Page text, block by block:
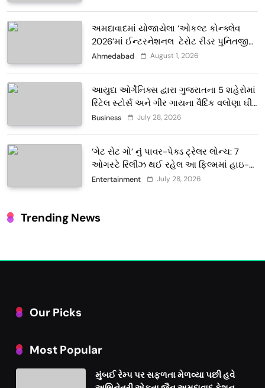
અમદાવાદમાં યોજાયેલા ‘ઓકલ્ટ કોન્ક્લેવ
2026’માં ઈન્ટરનેશનલ ટેરોટ રીડર પુનિતજી
લુલ્લા એ ટેરોટ કાર્ડ રીડિંગ અંગે માહિતી આપી
Ahmedabad August 1, 2026
આયુદા ઓર્ગેનિક્સ દ્વારા ગુજરાતના 5 શહેરોમાં
રિટેલ સ્ટોર્સ અને ગીર ગાયના વૈદિક વલોણા ઘી-
દૂધની શુદ્ધ સેવાઓ સાથે વ્યાપક વિસ્તરણ
Business July 28, 2026
‘ગેટ સેટ ગો’ નું પાવર-પેક્ડ ટ્રેલર લોન્ચ: 7
ઓગસ્ટે રિલીઝ થઈ રહેલ આ ફિલ્મમાં હાઇ-
ટેક VFX જોવા મળશે
Entertainment July 28, 2026
Trending News
Our Picks
Most Popular
મુંબઈ રેમ્પ પર સફળતા મેળવ્યા પછી હવે